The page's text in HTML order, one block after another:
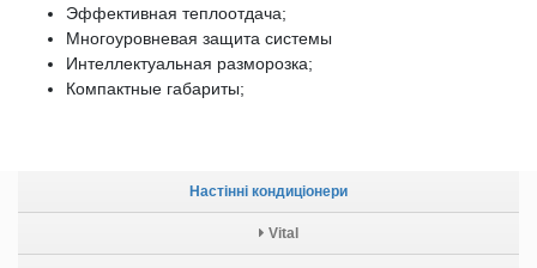
Настінні кондиціонери
Vital
Эффективная теплоотдача;
Многоуровневая защита системы
Интеллектуальная разморозка;
Компактные габариты;